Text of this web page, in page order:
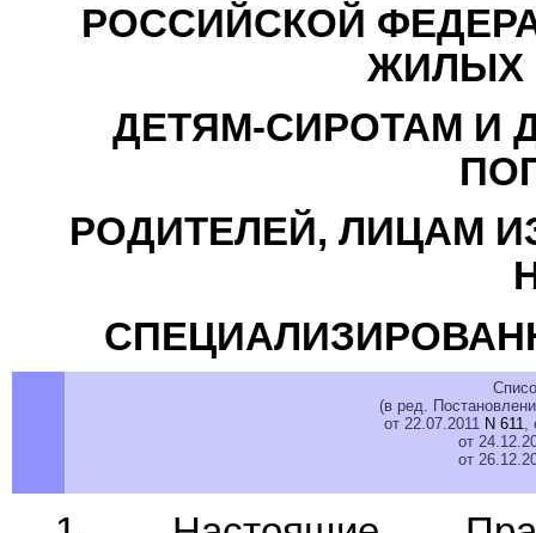
РОССИЙСКОЙ
ЖИЛЫХ
ДЕТЯМ-СИРОТАМ И
РОДИТЕЛЕЙ, ЛИЦАМ
(в ред.
от 22.07.2011 N 611,
от
от